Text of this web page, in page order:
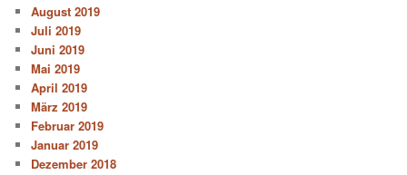
August 2019
Juli 2019
Juni 2019
Mai 2019
April 2019
März 2019
Februar 2019
Januar 2019
Dezember 2018